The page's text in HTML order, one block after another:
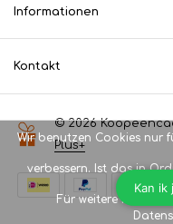
Informationen
Kontakt
© 2026
Plus+
Wir benutzen Cookies nur
verbessern. Ist das in
Für weitere